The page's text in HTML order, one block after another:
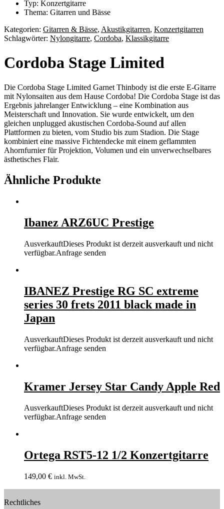
Typ: Konzertgitarre
Thema: Gitarren und Bässe
Kategorien: Gitarren & Bässe, Akustikgitarren, Konzertgitarren
Schlagwörter: Nylongitarre, Cordoba, Klassikgitarre
Cordoba Stage Limited
Die Cordoba Stage Limited Garnet Thinbody ist die erste E-Gitarre
mit Nylonsaiten aus dem Hause Cordoba! Die Cordoba Stage ist das
Ergebnis jahrelanger Entwicklung – eine Kombination aus
Meisterschaft und Innovation. Sie wurde entwickelt, um den
gleichen unplugged akustischen Cordoba-Sound auf allen
Plattformen zu bieten, vom Studio bis zum Stadion. Die Stage
kombiniert eine massive Fichtendecke mit einem geflammten
Ahornfurnier für Projektion, Volumen und ein unverwechselbares
ästhetisches Flair.
Ähnliche Produkte
Ibanez ARZ6UC Prestige
AusverkauftDieses Produkt ist derzeit ausverkauft und nicht
verfügbar.Anfrage senden
IBANEZ Prestige RG SC extreme
series 30 frets 2011 black made in
Japan
AusverkauftDieses Produkt ist derzeit ausverkauft und nicht
verfügbar.Anfrage senden
Kramer Jersey Star Candy Apple Red
AusverkauftDieses Produkt ist derzeit ausverkauft und nicht
verfügbar.Anfrage senden
Ortega RST5-12 1/2 Konzertgitarre
149,00 € inkl. MwSt.
Rechtliches